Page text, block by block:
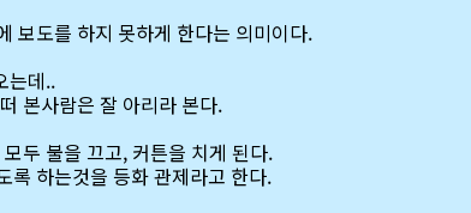
도를 하지 못하게 한다는 의미이다.
는데..
본사람은 잘 아리라 본다.
두 불을 끄고, 커튼을 치게 된다.
록 하는것을 등화 관제라고 한다.